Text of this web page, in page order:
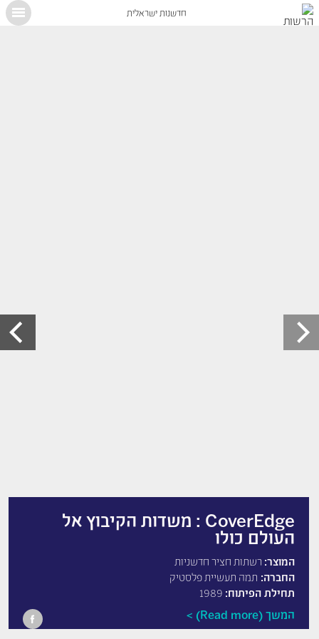
חדשנות ישראלית
CoverEdge : משדות הקיבוץ אל
העולם כולו
המוצר: רשתות חציר חדשניות
החברה: תמה תעשיית פלסטיק
תחילת הפיתוח:
המשך (Read more)
X